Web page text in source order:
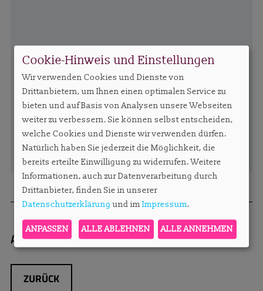
Autorin:Redaktion
ZURÜCK
Cookie-Hinweis und Einstellungen
Wir verwenden Cookies und Dienste von
Drittanbietern, um Ihnen einen optimalen Service zu
bieten und auf Basis von Analysen unsere Webseiten
weiter zu verbessern. Sie können selbst entscheiden,
welche Cookies und Dienste wir verwenden dürfen.
Natürlich haben Sie jederzeit die Möglichkeit, die
bereits erteilte Einwilligung zu widerrufen. Weitere
Informationen, auch zur Datenverarbeitung durch
Drittanbieter, finden Sie in unserer
Datenschutzerklärung und im Impressum.
ANPASSEN ALLE ABLEHNEN ALLE ANNEHMEN